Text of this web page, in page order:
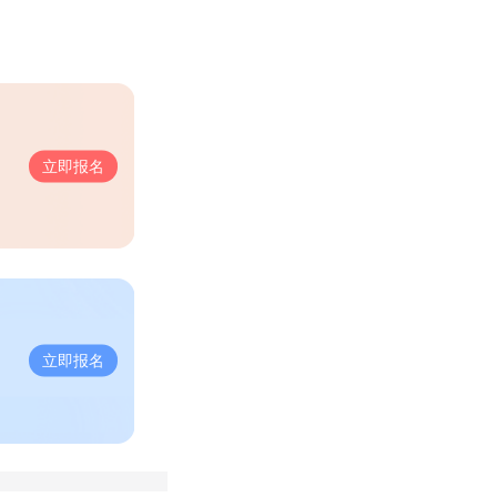
立即报名
立即报名